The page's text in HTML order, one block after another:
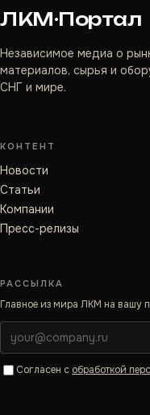
ЛКМ·Портал
Независимое медиа о
материалов, сырья и
СНГ и мире.
КОНТЕНТ
Новости
Статьи
Компании
Пресс-релизы
РАССЫЛКА
Главное из мира ЛКМ на вашу
Согласен с обработкой